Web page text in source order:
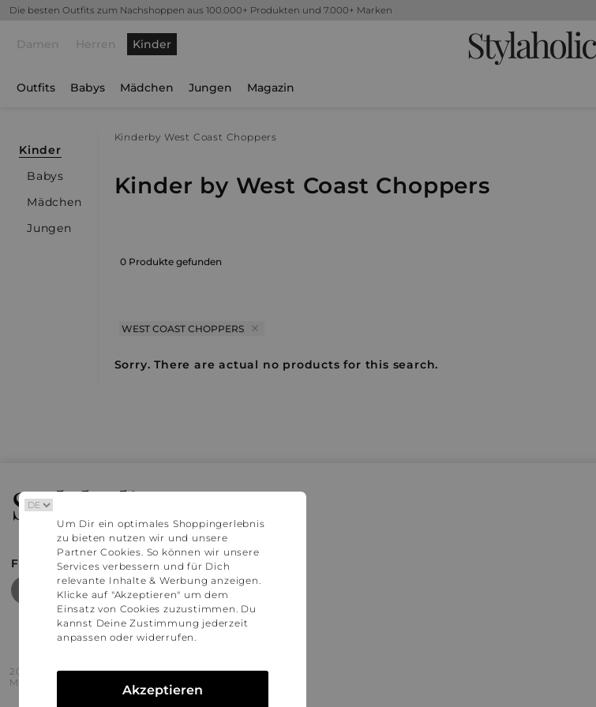
Die besten Outfits zum Nachshoppen aus 100.000+ Produkten und 7.000+ Marken
Damen Herren Kinder Stylaholic
Outfits Babys Mädchen Jungen Magazin
Kinder
Babys
Mädchen
Jungen
Kinderby West Coast Choppers
Kinder by West Coast Choppers
0 Produkte gefunden
WEST COAST CHOPPERS
Sorry. There are actual no products for this search.
Stylaholic
FIND MORE INSPIRATION
2016 - 2026 © Stylaholic.
Made for you with love in munich.
Um Dir ein optimales Shoppingerlebnis
zu bieten nutzen wir und unsere
Partner Cookies. So können wir unsere
Services verbessern und für Dich
relevante Inhalte & Werbung anzeigen.
Klicke auf "Akzeptieren" um dem
Einsatz von Cookies zuzustimmen. Du
kannst Deine Zustimmung jederzeit
anpassen oder widerrufen.
Akzeptieren